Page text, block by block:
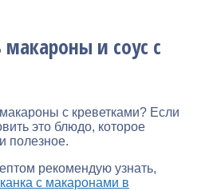
и соус с
с креветками? Если
это блюдо, которое
полезное.
рекомендую узнать,
с макаронами в